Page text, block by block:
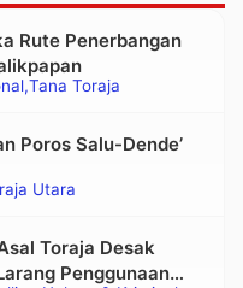
Tana Toraja
Rute Penerbangan
Utara
Poros Salu-Dende’
Toraja Desak
Penggunaan